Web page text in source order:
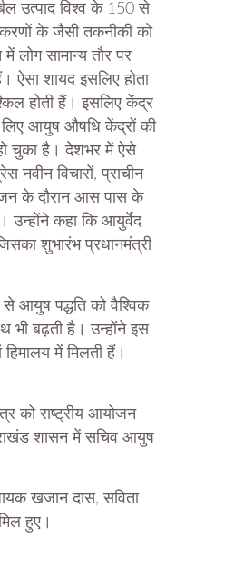
उत्पाद विश्व के 150 से
के जैसी तकनीकी को
लोग सामान्य तौर पर
ऐसा शायद इसलिए होता
होती हैं। इसलिए केंद्र
लिए आयुष औषधि केंद्रों की
चुका है। देशभर में ऐसे
विचारों, प्राचीन
के दौरान आस पास के
उन्होंने कहा कि आयुर्वेद
शुभारंभ प्रधानमंत्री
आयुष पद्धति को वैश्विक
भी बढ़ती है। उन्होंने इस
में मिलती हैं।
को राष्ट्रीय आयोजन
शासन में सचिव आयुष
खजान दास, सविता
हुए।